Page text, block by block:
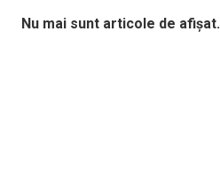
Nu mai sunt articole de afișat.